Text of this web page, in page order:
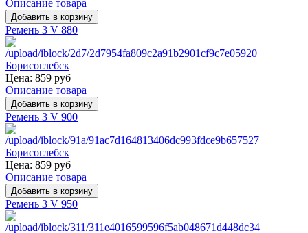
Описание товара
Ремень 3 V 880
Цена: 859 руб
Описание товара
Ремень 3 V 900
Цена: 859 руб
Описание товара
Ремень 3 V 950